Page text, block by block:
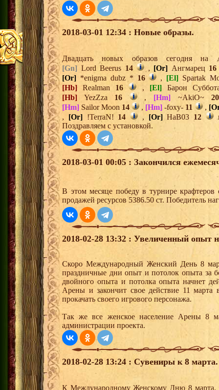
2018-03-01 12:34 : Новые образы.
Двадцать новых образов сегодня
[Gn] Lord Beerus 14 , [Or] Ангмарец 16
[Or] *enigma dubz * 16 , [El] Spartak
[Hb] Realman 16 , [El]Барон
[Hb] YezZza 16 , [Hm] ~AkiO~20
[Hm] Sailor Moon 14 , [Hm] -foxy- 11 ,
, [Or]!TerraN! 14 , [Or]HaB03 12
Поздравляем с установкой.
2018-03-01 00:05 : Закончился
В этом месяце победу в турнире
продажей ресурсов 5386.50 ст. Победитель
2018-02-28 13:32 : Увеличенный опыт
Скоро Международный Женский День 8
праздничные дни опыт и потолок опыта за
двойного опыта и потолка опыта начнет
Арены и закончит свое действие 11 марта
прокачать своего игрового персонажа.
Так же все женское население Арены 8
администрации проекта.
2018-02-28 13:24 : Сувениры к 8 марта.
К Международному Женскому Дню 8 марта,